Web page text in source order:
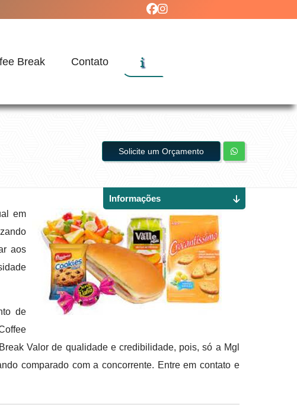
Break Contato
Solicite um Orçamento
em
aos
de
Valor de qualidade e credibilidade, pois, só a Mgl
comparado com a concorrente. Entre em contato e
Informações